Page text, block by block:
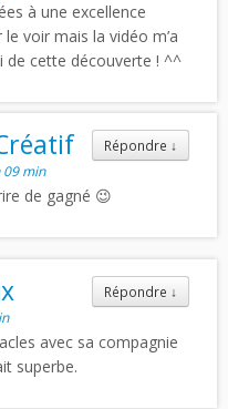
à une excellence
le voir mais la vidéo m’a
de cette découverte ! ^^
Répondre ↓
09 min
de gagné 😉
Répondre ↓
avec sa compagnie
superbe.